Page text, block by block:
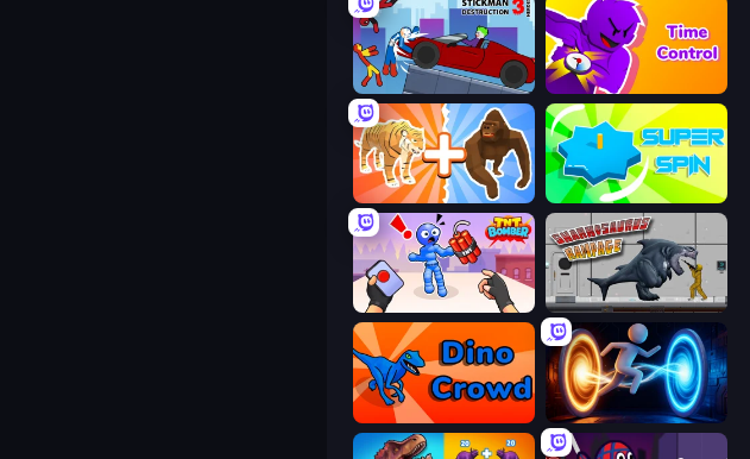
Stickman Destruction 3 Heroes Time Control!
Animal DNA Run Super Spin
TNT Bomber Sharkosaurus Rampage
Dino Crowd Portal Escape